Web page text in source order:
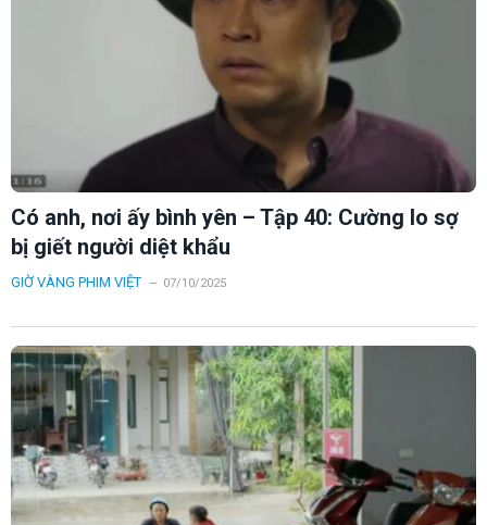
Có anh, nơi ấy bình yên – Tập 40: Cường lo sợ
bị giết người diệt khẩu
GIỜ VÀNG PHIM VIỆT 07/10/2025